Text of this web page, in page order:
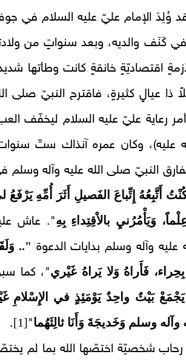
وُلِدَ الإمام عليّ عليه السلام في
في كَنَف والديه، وبعد سنواتٍ من
اقتصاديّةٍ خانقةٍ كانت وطأتها
ذا عيالٍ كثيرةٍ، فاقترح النبيّ صلى
رعاية عليّ عليه السلام ليخفّف
عليه)، وكان عمره آنذاك ستّ
النبيّ صلى الله عليه وآله وسلم
أَتَّبِعُهُ إِتِّباعَ الفَصيلِ أَثَرَ أُمِّهِ يَرْفَعُ
وَيَأْمُرُنيِ بالاْقِتِداءِ بِهِ". عاش
وآله وسلم بدايات الدعوة "..
فَأَراهُ وَلا يَراهُ غَيْري"، كما
بَيْتٌ واحِدٌ يَوْمَئِذٍ في الإِسْلامِ
وسلم وَخَديجَةَ وَأَنَا ثالِثَهُما"
[1]
.
شخصيّة اختصّها الله بما لم